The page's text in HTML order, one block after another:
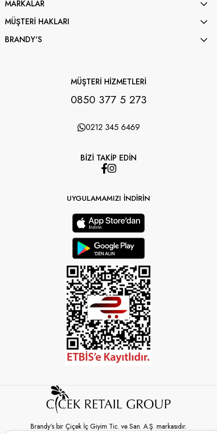
MARKALAR
MÜŞTERİ HAKLARI
BRANDY'S
MÜŞTERİ HİZMETLERİ
0850 377 5 273
0212 345 6469
BİZİ TAKİP EDİN
UYGULAMAMIZI İNDİRİN
Brandy’s bir Çiçek İç Giyim Tic. ve San. A.Ş. markasıdır.